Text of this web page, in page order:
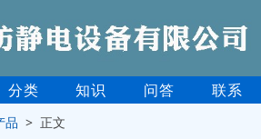
分类 知识 问答 联系
品 > 正文